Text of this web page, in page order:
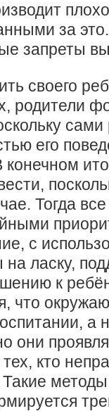
за
запреты
своего
родители
его
конечном
Тогда
с
ласку,
к
что
а
они
кто